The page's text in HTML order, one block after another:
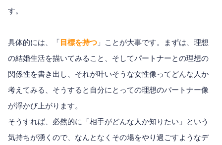
す。
具体的には、「 目標を持つ 」ことが大事です。まずは、理想
の結婚生活を描いてみること、そしてパートナーとの理想の
関係性を書き出し、それが叶いそうな女性像ってどんな人か
考えてみる、そうすると自分にとっての理想のパートナー像
が浮かび上がります。
そうすれば、必然的に「相手がどんな人か知りたい」という
気持ちが湧くので、なんとなくその場をやり過ごすようなデ